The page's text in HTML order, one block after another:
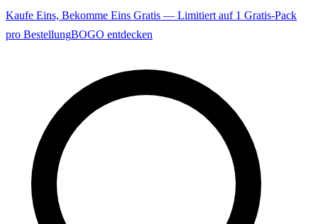
Kaufe Eins, Bekomme Eins Gratis — Limitiert auf 1 Gratis-Pack
pro BestellungBOGO entdecken